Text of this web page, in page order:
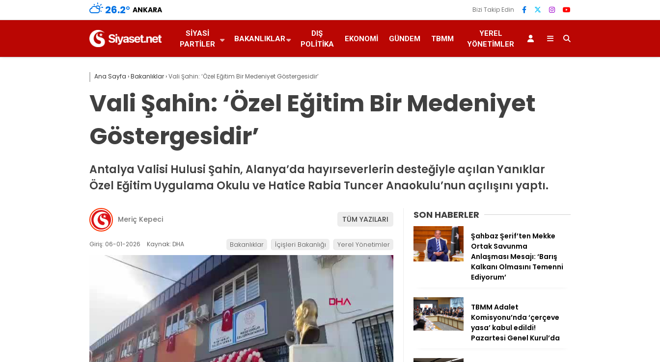
26.2° ANKARA Bizi Takip Edin
SIYASI
PARTILER
BAKANLIKLAR
DIŞ
POLITIKA
EKONOMI GÜNDEM TBMM
YEREL
YÖNETIMLER
Ana Sayfa ›Bakanlıklar›Vali Şahin: ‘Özel Eğitim Bir Medeniyet Göstergesidir’
Vali Şahin: ‘Özel Eğitim Bir Medeniyet
Göstergesidir’
Antalya Valisi Hulusi Şahin, Alanya’da hayırseverlerin desteğiyle açılan Yanıklar
Özel Eğitim Uygulama Okulu ve Hatice Rabia Tuncer Anaokulu’nun açılışını yaptı.
Meriç Kepeci TÜM YAZILARI
Giriş: 06-01-2026 Kaynak: DHA Bakanlıklar İçişleri Bakanlığı Yerel Yönetimler
SON HABERLER
Şahbaz Şerif’ten Mekke
Ortak Savunma
Anlaşması Mesajı: ‘Barış
Kalkanı Olmasını Temenni
Ediyorum’
TBMM Adalet
Komisyonu’nda ‘çerçeve
yasa’ kabul edildi!
Pazartesi Genel Kurul’da